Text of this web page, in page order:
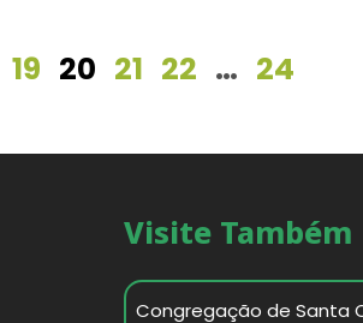
19 20 21 22 … 24
Visite Também
Congregação de Santa